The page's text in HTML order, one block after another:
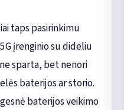
taps pasirinkimu
įrenginio su dideliu
sparta, bet nenori
baterijos ar storio.
baterijos veikimo